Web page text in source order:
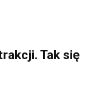
Tak się